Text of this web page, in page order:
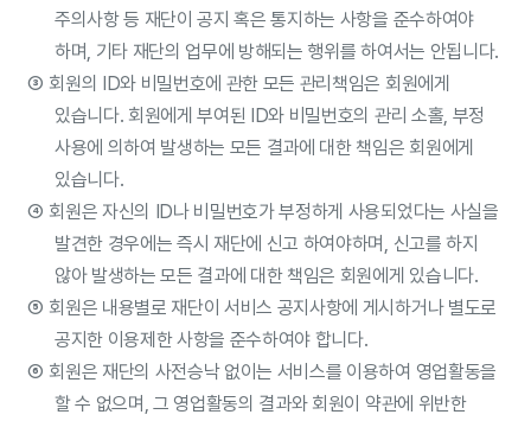
주의사항 등 재단이 공지 혹은 통지하는 사항을 준수하여야
하며, 기타 재단의 업무에 방해되는 행위를 하여서는 안됩니다.
③ 회원의 ID와 비밀번호에 관한 모든 관리책임은 회원에게
있습니다. 회원에게 부여된 ID와 비밀번호의 관리 소홀, 부정
사용에 의하여 발생하는 모든 결과에 대한 책임은 회원에게
있습니다.
④ 회원은 자신의 ID나 비밀번호가 부정하게 사용되었다는 사실을
발견한 경우에는 즉시 재단에 신고 하여야하며, 신고를 하지
않아 발생하는 모든 결과에 대한 책임은 회원에게 있습니다.
⑤ 회원은 내용별로 재단이 서비스 공지사항에 게시하거나 별도로
공지한 이용제한 사항을 준수하여야 합니다.
⑥ 회원은 재단의 사전승낙 없이는 서비스를 이용하여 영업활동을
할 수 없으며, 그 영업활동의 결과와 회원이 약관에 위반한